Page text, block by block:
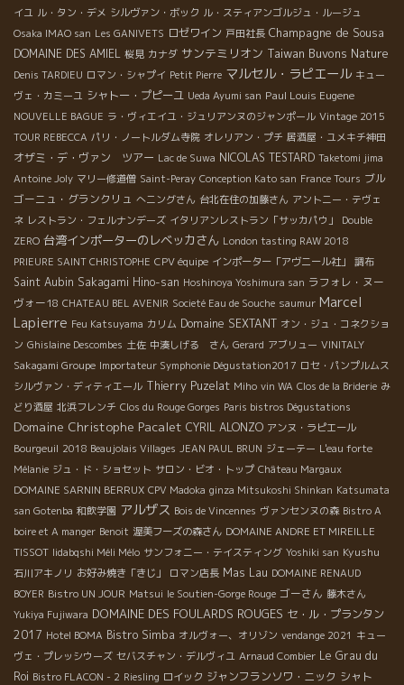
イユ ル・タン・デメ シルヴァン・ボック ル・スティアンゴルジュ・ルージュ
Osaka IMAO san Les GANIVETS ロゼワイン 戸田社長 Champagne de Sousa
DOMAINE DES AMIEL 桜見 カナダ サンテミリオン Taiwan Buvons Nature
Denis TARDIEU ロマン・シャプイ Petit Pierre マルセル・ラピエール キュー
ヴェ・カミーユ シャトー・プピーユ Ueda Ayumi san Paul Louis Eugene
NOUVELLE BAGUE ラ・ヴィエイユ・ジュリアンヌのジャンポール Vintage 2015
TOUR REBECCA パリ・ノートルダム寺院 オレリアン・プチ 居酒屋・ユメキチ神田
オザミ・デ・ヴァン ツアー Lac de Suwa NICOLAS TESTARD Taketomi jima
Antoine Joly マリー修道僧 Saint-Peray Conception Kato san France Tours ブル
ゴーニュ・グランクリュ へニングさん 台北在住の加藤さん アントニー・テヴェ
ネ レストラン・フェルナンデーズ イタリアンレストラン「サッカパウ」
Double
ZERO 台湾インポーターのレベッカさん London tasting RAW 2018
PRIEURE SAINT CHRISTOPHE CPV équipe インポーター「アヴニール社」 調布
Saint Aubin Sakagami Hino-san Hoshinoya Yoshimura san ラフォレ・ヌー
ヴォー18 CHATEAU BEL AVENIR Societé Eau de Souche saumur Marcel
Lapierre Feu Katsuyama カリム Domaine SEXTANT オン・ジュ・コネクショ
ン Ghislaine Descombes 土佐 中湊しげる さん Gerard アブリュー VINITALY
Sakagami Groupe Importateur Symphonie Dégustation2017 ロセ・パンプルムス
シルヴァン・ディティエール Thierry Puzelat Miho vin WA Clos de la Briderie み
どり酒屋 北浜フレンチ Clos du Rouge Gorges Paris bistros Dégustations
Domaine Christophe Pacalet CYRIL ALONZO アンヌ・ラピエール
Bourgeuil 2018 Beaujolais Villages JEAN PAUL BRUN ジェーテー L'eau forte
Mélanie ジュ・ド・ショセット サロン・ビオ・トップ Château Margaux
DOMAINE SARNIN BERRUX CPV Madoka ginza Mitsukoshi Shinkan Katsumata
san Gotenba 和飲学園 アルザス Bois de Vincennes ヴァンセンヌの森 Bistro A
boire et A manger Benoit 渥美フーズの森さん DOMAINE ANDRE ET MIREILLE
TISSOT Iidabqshi Méli Mélo サンフォニー・テイスティング Yoshiki san Kyushu
石川アキノリ お好み焼き「きじ」 ロマン店長 Mas Lau DOMAINE RENAUD
BOYER Bistro UN JOUR Matsui le Soutien-Gorge Rouge ゴーさん 藤木さん
Yukiya Fujiwara DOMAINE DES FOULARDS ROUGES セ・ル・プランタン
2017 Hotel BOMA Bistro Simba オルヴォー、オリゾン vendange 2021 キュー
ヴェ・プレッシウーズ セバスチャン・デルヴィユ Arnaud Combier Le Grau du
Roi Bistro FLACON - 2 Riesling ロイック ジャンフランソワ・ニック シャト